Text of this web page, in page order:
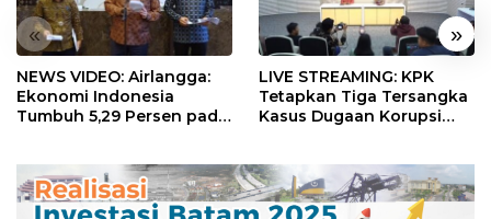
« »
NEWS VIDEO: Airlangga:
Ekonomi Indonesia
Tumbuh 5,29 Persen pada
LIVE STREAMING: KPK
Tetapkan Tiga Tersangka
Kasus Dugaan Korupsi